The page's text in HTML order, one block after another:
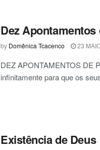
Dez Apontamentos
by Domênica Tcacenco 23
DEZ APONTAMENTOS DE
infinitamente para que os
Existência de Deus